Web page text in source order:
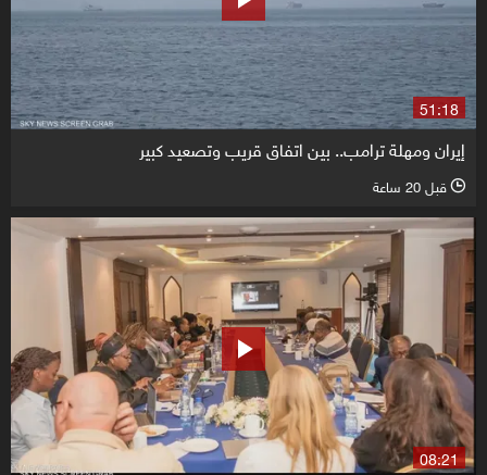
51:18
إيران ومهلة ترامب.. بين اتفاق قريب وتصعيد كبير
l قبل 20 ساعة
08:21